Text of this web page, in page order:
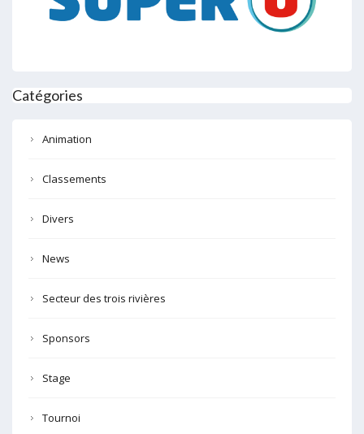
Catégories
Animation
Classements
Divers
News
Secteur des trois rivières
Sponsors
Stage
Tournoi